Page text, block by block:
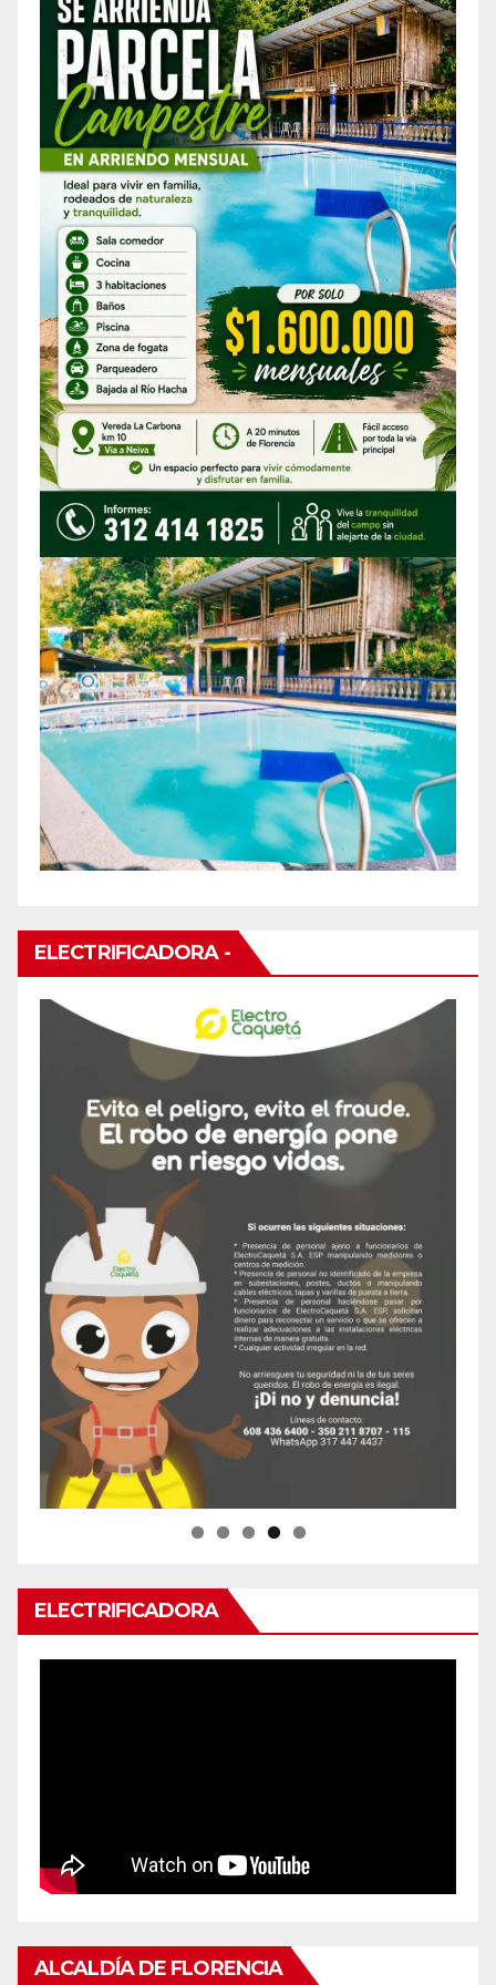
ELECTRIFICADORA -
ELECTRIFICADORA
ALCALDÍA DE FLORENCIA